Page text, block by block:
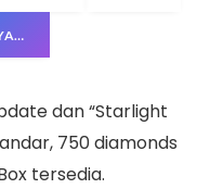
dan “Starlight
750 diamonds
tersedia.